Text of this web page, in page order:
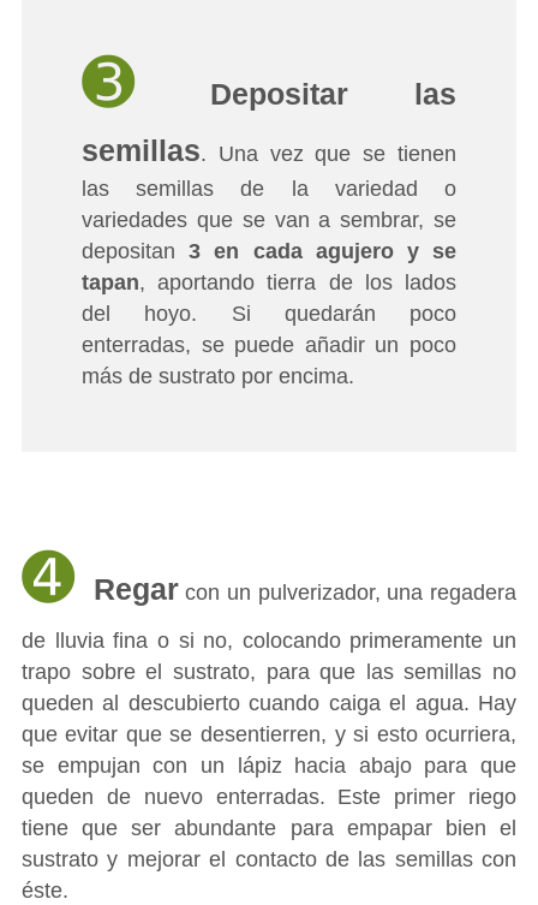
➌
Depositar las
semillas. Una vez que se tienen
las semillas de la variedad o
variedades que se van a sembrar, se
depositan3 en cada agujero y se
tapan, aportando tierra de los lados
del hoyo. Si quedarán poco
enterradas, se puede añadir un poco
más de sustrato por encima.
➍ Regarcon un pulverizador, una regadera
de lluvia fina o si no, colocando primeramente un
trapo sobre el sustrato, para que las semillas no
queden al descubierto cuando caiga el agua. Hay
que evitar que se desentierren, y si esto ocurriera,
se empujan con un lápiz hacia abajo para que
queden de nuevo enterradas. Este primer riego
tiene que ser abundante para empapar bien el
sustrato y mejorar el contacto de las semillas con
éste.